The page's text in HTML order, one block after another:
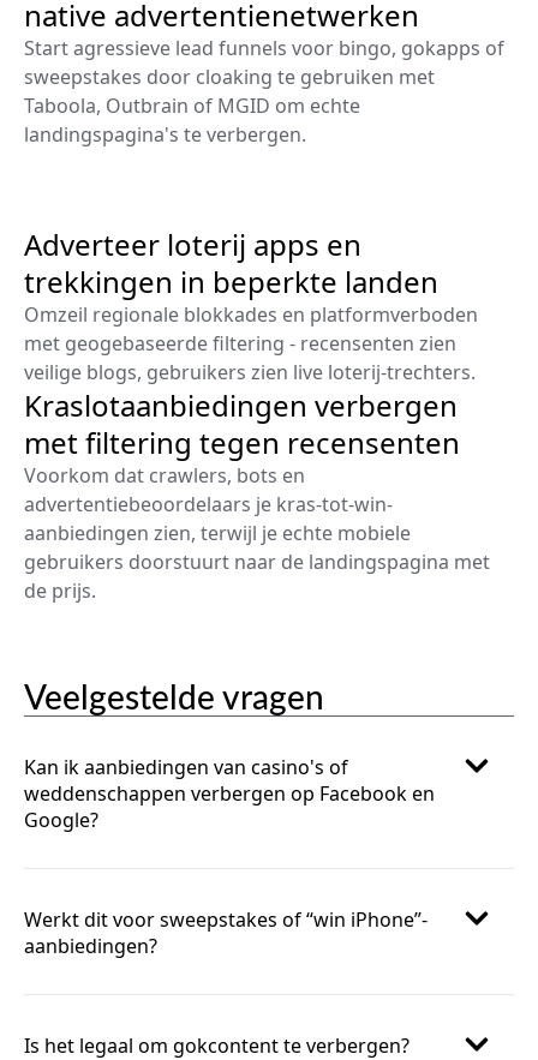
native advertentienetwerken
Start agressieve lead funnels voor bingo, gokapps of
sweepstakes door cloaking te gebruiken met
Taboola, Outbrain of MGID om echte
landingspagina's te verbergen.
Adverteer loterij apps en
trekkingen in beperkte landen
Omzeil regionale blokkades en platformverboden
met geogebaseerde filtering - recensenten zien
veilige blogs, gebruikers zien live loterij-trechters.
Kraslotaanbiedingen verbergen
met filtering tegen recensenten
Voorkom dat crawlers, bots en
advertentiebeoordelaars je kras-tot-win-
aanbiedingen zien, terwijl je echte mobiele
gebruikers doorstuurt naar de landingspagina met
de prijs.
Veelgestelde vragen
Kan ik aanbiedingen van casino's of
weddenschappen verbergen op Facebook en
Google?
Werkt dit voor sweepstakes of “win iPhone”-
aanbiedingen?
Is het legaal om gokcontent te verbergen?